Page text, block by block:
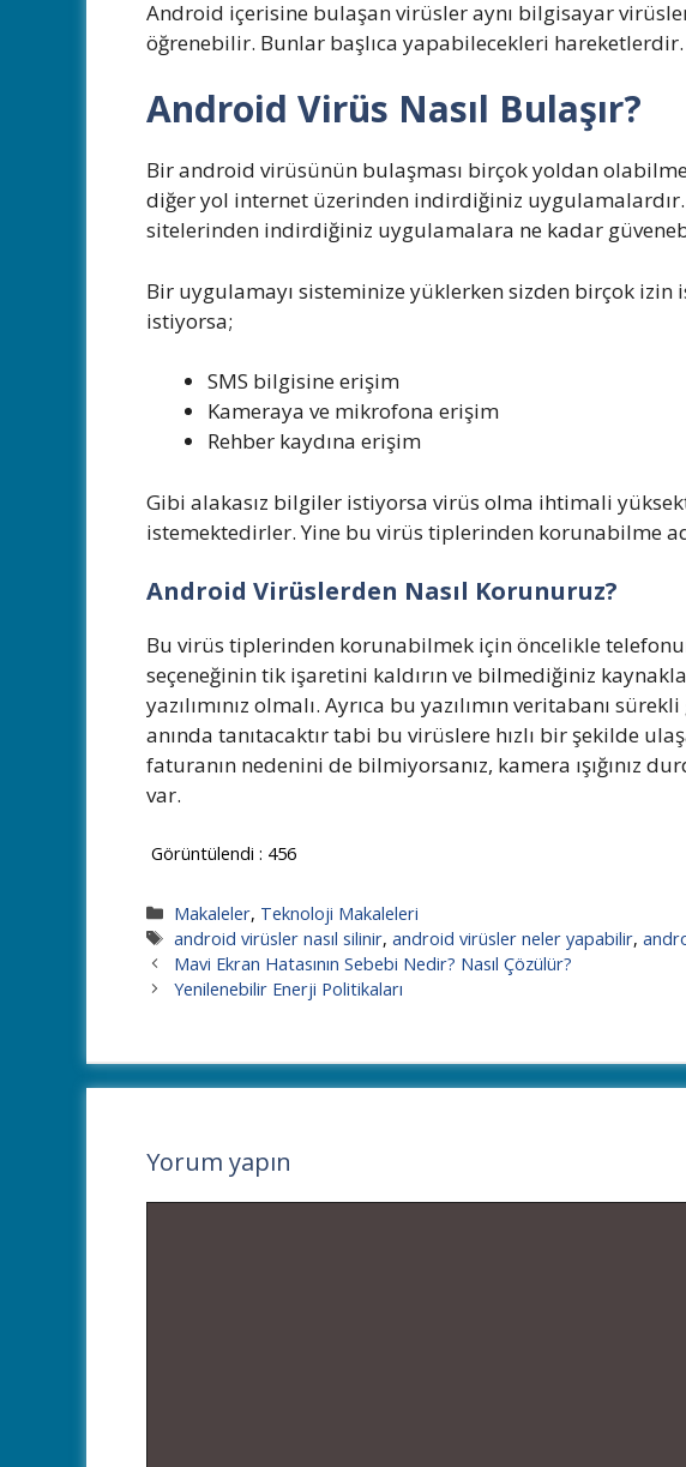
Android içerisine bulaşan virüsler aynı bilgisayar
öğrenebilir. Bunlar başlıca yapabilecekleri
Android Virüs Nasıl Bulaşır?
Bir android virüsünün bulaşması birçok yoldan
diğer yol internet üzerinden indirdiğiniz
sitelerinden indirdiğiniz uygulamalara ne kadar
Bir uygulamayı sisteminize yüklerken sizden birçok
istiyorsa;
SMS bilgisine erişim
Kameraya ve mikrofona erişim
Rehber kaydına erişim
Gibi alakasız bilgiler istiyorsa virüs olma ihtimali
istemektedirler. Yine bu virüs tiplerinden korunabilme
Android Virüslerden Nasıl Korunuruz?
Bu virüs tiplerinden korunabilmek için öncelikle
seçeneğinin tik işaretini kaldırın ve bilmediğiniz
yazılımınız olmalı. Ayrıca bu yazılımın veritabanı
anında tanıtacaktır tabi bu virüslere hızlı bir şekilde
faturanın nedenini de bilmiyorsanız, kamera ışığınız
var.
Görüntülendi : 456
Kategoriler
Makaleler, Teknoloji Makaleleri
Etiketler
android virüsler nasıl silinir,android virüsler neler yapabilir,
Mavi Ekran Hatasının Sebebi Nedir? Nasıl Çözülür?
Yenilenebilir Enerji Politikaları
Yorum yapın